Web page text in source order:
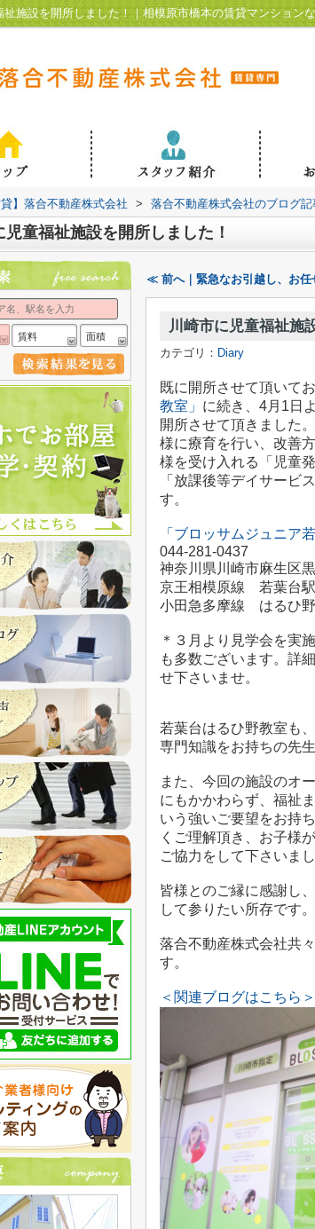
祉施設を開所しました！｜相模原市橋本の賃貸マンション
貸】落合不動産株式会社 > 落合不動産株式会社のブログ記
児童福祉施設を開所しました！
≪ 前へ｜緊急なお引越し、お任
川崎市に児童福祉施
カテゴリ： Diary
既に開所させて頂いて
教室」 に続き、 4月1日
開所させて頂きました
様に療育を行い、改善
様を受け入れる「児童
「放課後等デイサービ
す。
「ブロッサムジュニア
044-281-0437
神奈川県川崎市麻生区
京王相模原線 若葉台
小田急多摩線 はるひ
＊３月より見学会を実
も多数ございます。 詳
せ下さいませ。
若葉台はるひ野教室も
専門知識をお持ちの先
また、今回の施設のオ
にもかかわらず、福祉
いう強いご要望をお持
くご理解頂き、お子様
ご協力をして下さいまし
皆様とのご縁に感謝し
して参りたい所存です。
落合不動産株式会社共
す。
＜関連ブログはこちら＞
賃料 面積